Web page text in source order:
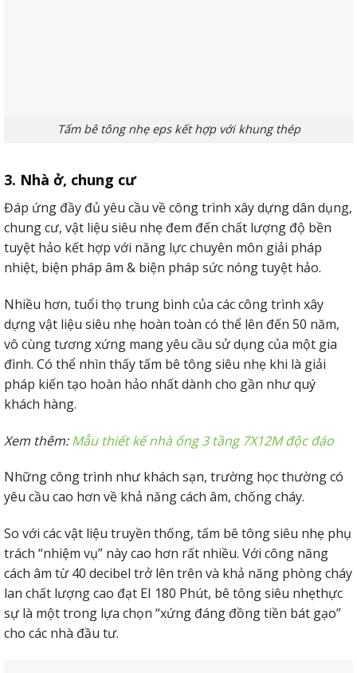
Chính vì vận tốc thiết kế nhanh, năng lực chuyên môn
biểu mà tấm bê tông siêu nhẹ ngày càng được ứng dụng
thoáng rộng rộng trong những công trình kiến thiết.
Mặt không giống, câu hỏi ứng dụng tường bê tông siêu
nhẹ còn bớt vận chuyển Gia Công phần móng hệ thống
chịu đựng lực của ngôi nhà.
Tấm bê tông nhẹ EPS làm tường bao, vách ngăn.
Tấm bê tông nhẹ eps kết hợp với khung thép
3. Nhà ở, chung cư
Đáp ứng đầy đủ yêu cầu về công trình xây dựng dân dụng,
chung cư, vật liệu siêu nhẹ đem đến chất lượng độ bền
tuyệt hảo kết hợp với năng lực chuyên môn giải pháp
nhiệt, biện pháp âm & biện pháp sức nóng tuyệt hảo.
Nhiều hơn, tuổi thọ trung bình của các công trình xây
dựng vật liệu siêu nhẹ hoàn toàn có thể lên đến 50 năm,
vô cùng tương xứng mang yêu cầu sử dụng của một gia
đình. Có thể nhìn thấy tấm bê tông siêu nhẹ khi là giải
pháp kiến tạo hoàn hảo nhất dành cho gần như quý
khách hàng.
Xem thêm:Mẫu thiết kế nhà ống 3 tầng 7X12M độc đáo
Những công trình như khách sạn, trường học thường có
yêu cầu cao hơn về khả năng cách âm, chống cháy.
So với các vật liệu truyền thống, tấm bê tông siêu nhẹ phụ
trách “nhiệm vụ” này cao hơn rất nhiều. Với công năng
cách âm từ 40 decibel trở lên trên và khả năng phòng cháy
lan chất lượng cao đạt EI 180 Phút, bê tông siêu nhẹthực
sự là một trong lựa chọn “xứng đáng đồng tiền bát gạo”
cho các nhà đầu tư.